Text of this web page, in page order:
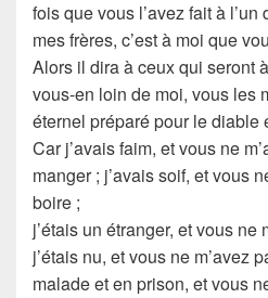
fois que vous l’avez fait à
mes frères, c’est à moi que
Alors il dira à ceux qui seront
vous-en loin de moi, vous les
éternel préparé pour le diable
Car j’avais faim, et vous ne
manger ; j’avais soif, et vous
boire ;
j’étais un étranger, et vous ne
j’étais nu, et vous ne m’avez
malade et en prison, et vous